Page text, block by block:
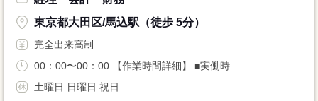
東京都大田区/馬込駅（徒歩 5分）
完全出来高制
00：00〜00：00 【作業時間詳細】 ■実働時...
土曜日 日曜日 祝日